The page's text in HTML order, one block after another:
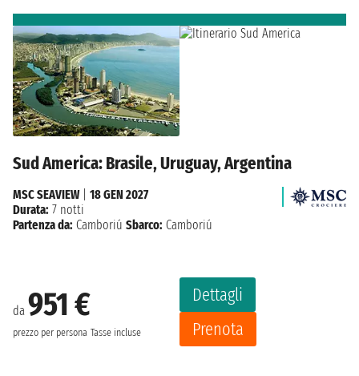
Sud America: Brasile, Uruguay, Argentina
da 951 €
prezzo per persona Tasse incluse
Dettagli
Prenota
MSC SEAVIEW| 18 GEN 2027
Durata: 7 notti
Partenza da: Camboriú Sbarco: Camboriú